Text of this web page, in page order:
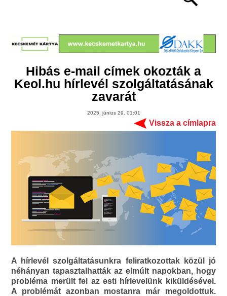
Hibás e-mail címek okozták a
Keol.hu hírlevél szolgáltatásának
zavarát
2025. június 29. 01:01
Vissza a címlapra
A hírlevél szolgáltatásunkra feliratkozottak közül jó
néhányan tapasztalhatták az elmúlt napokban, hogy
probléma merült fel az esti hírlevelünk kiküldésével.
A problémát azonban mostanra már megoldottuk.